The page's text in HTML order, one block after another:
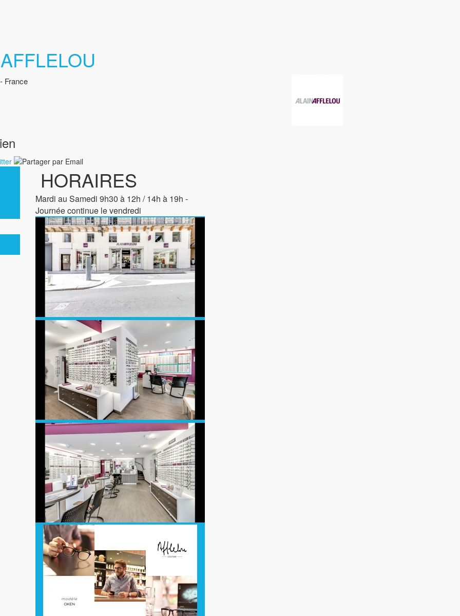
France
HORAIRES
Mardi au Samedi 9h30 à 12h / 14h à 19h -
Journée continue le vendredi